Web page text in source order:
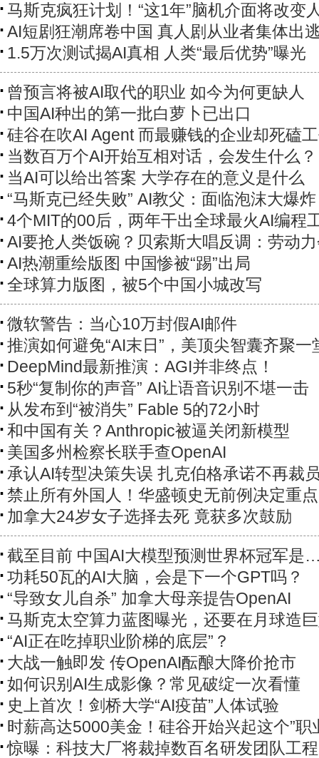
马斯克疯狂计划！“这1年”脑机介面将改变
AI短剧狂潮席卷中国 真人剧从业者集体出
1.5万次测试揭AI真相 人类“最后优势”曝光
曾预言将被AI取代的职业 如今为何更缺人
中国AI种出的第一批白萝卜已出口
硅谷在吹AI Agent 而最赚钱的企业却死磕
当数百万个AI开始互相对话，会发生什么？
当AI可以给出答案 大学存在的意义是什么
“马斯克已经失败” AI教父：面临泡沫大爆炸
4个MIT的00后，两年干出全球最火AI编程
AI要抢人类饭碗？贝索斯大唱反调：劳动
AI热潮重绘版图 中国惨被“踢”出局
全球算力版图，被5个中国小城改写
微软警告：当心10万封假AI邮件
推演如何避免“AI末日”，美顶尖智囊齐聚一
DeepMind最新推演：AGI并非终点！
5秒“复制你的声音” AI让语音识别不堪一击
从发布到“被消失” Fable 5的72小时
和中国有关？Anthropic被逼关闭新模型
美国多州检察长联手查OpenAI
承认AI转型决策失误 扎克伯格承诺不再裁
禁止所有外国人！华盛顿史无前例决定重
加拿大24岁女子选择去死 竟获多次鼓励
截至目前 中国AI大模型预测世界杯冠军是
功耗50瓦的AI大脑，会是下一个GPT吗？
“导致女儿自杀” 加拿大母亲提告OpenAI
马斯克太空算力蓝图曝光，还要在月球造
“AI正在吃掉职业阶梯的底层”？
大战一触即发 传OpenAI酝酿大降价抢市
如何识别AI生成影像？常见破绽一次看懂
史上首次！剑桥大学“AI疫苗”人体试验
时薪高达5000美金！硅谷开始兴起这个”职
惊曝：科技大厂将裁掉数百名研发团队工